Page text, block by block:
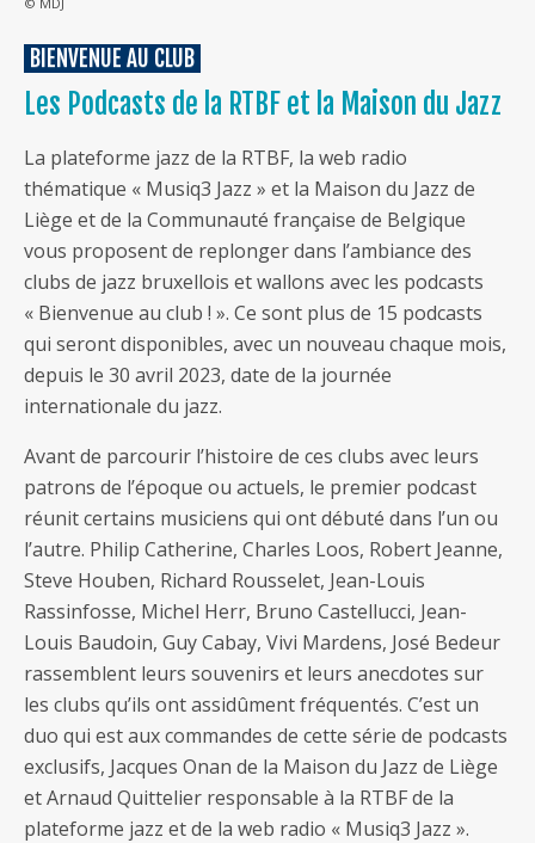
BIENVENUE AU CLUB
Les Podcasts de la RTBF et la Maison du Jazz
La plateforme jazz de la RTBF, la web radio
thématique « Musiq3 Jazz » et la Maison du Jazz de
Liège et de la Communauté française de Belgique
vous proposent de replonger dans l’ambiance des
clubs de jazz bruxellois et wallons avec les podcasts
« Bienvenue au club ! ». Ce sont plus de 15 podcasts
qui seront disponibles, avec un nouveau chaque mois,
depuis le 30 avril 2023, date de la journée
internationale du jazz.
Avant de parcourir l’histoire de ces clubs avec leurs
patrons de l’époque ou actuels, le premier podcast
réunit certains musiciens qui ont débuté dans l’un ou
l’autre. Philip Catherine, Charles Loos, Robert Jeanne,
Steve Houben, Richard Rousselet, Jean-Louis
Rassinfosse, Michel Herr, Bruno Castellucci, Jean-
Louis Baudoin, Guy Cabay, Vivi Mardens, José Bedeur
rassemblent leurs souvenirs et leurs anecdotes sur
les clubs qu’ils ont assidûment fréquentés. C’est un
duo qui est aux commandes de cette série de podcasts
exclusifs, Jacques Onan de la Maison du Jazz de Liège
et Arnaud Quittelier responsable à la RTBF de la
plateforme jazz et de la web radio « Musiq3 Jazz ».